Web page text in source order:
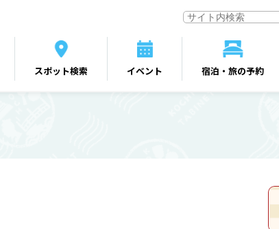
スポット検索 イベント 宿泊・旅の予約